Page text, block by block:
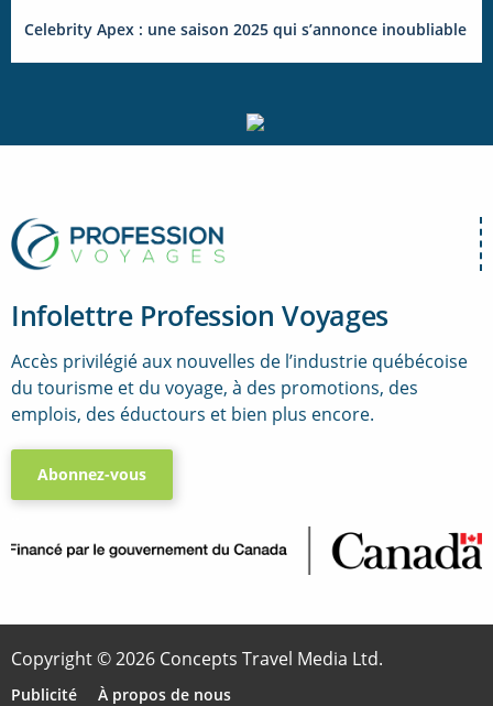
Celebrity Apex : une saison 2025 qui s’annonce inoubliable
Infolettre Profession Voyages
Accès privilégié aux nouvelles de l’industrie québécoise
du tourisme et du voyage, à des promotions, des
emplois, des éductours et bien plus encore.
Abonnez-vous
Copyright © 2026 Concepts Travel Media Ltd.
Publicité À propos de nous